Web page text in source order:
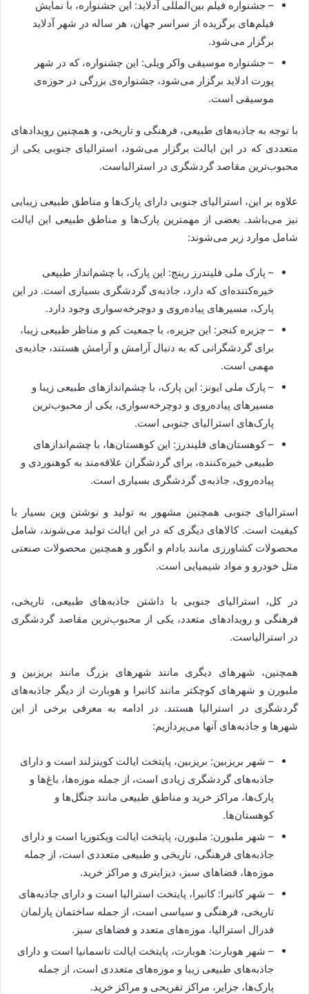
– جشنواره فیلم بین‌المللی آدلاید: این جشنواره، با نمایش
فیلم‌های برگزیده از سراسر جهان، هر ساله در شهر آدلاید
برگزار می‌شود.
– جشنواره موسیقی واکر ویلی: این جشنواره، که در شهر
پورت ادلاید برگزار می‌شود، جشنواره‌ی بزرگی در حوزه‌ی
موسیقی است.
با توجه به جاذبه‌های طبیعی، فرهنگی و تاریخی، و همچنین رویداد‌های
متعددی که در این ایالت برگزار می‌شود، استرالیای جنوبی یکی از
محبوب‌ترین مقاصد گردشگری در استرالیاست.
علاوه بر این، استرالیای جنوبی دارای پارک‌ها و مناطق طبیعی زیبایی
نیز می‌باشد. بعضی از مهمترین پارک‌ها و مناطق طبیعی این ایالت
شامل موارد زیر می‌شوند:
– پارک ملی فلیندرز رینج: این پارک، با چشم‌انداز طبیعی
خیره‌کننده‌ای که دارد، جاذبه‌ی گردشگری بسیاری است. در این
پارک، مسیرهای پیاده‌روی و دوچرخه‌سواری وجود دارد.
– جزیره کنجر: این جزیره، با جمعیت کم و مناظر طبیعی زیبا،
برای گردشگرانی که به دنبال آرامش و آرامش هستند، جاذبه‌ی
مهمی است.
– پارک ملی ایونز: این پارک، با چشم‌اندازهای طبیعی زیبا و
مسیرهای پیاده‌روی و دوچرخه‌سواری، یکی از محبوب‌ترین
پارک‌های استرالیای جنوبی است.
– کوهستان‌های فلیندرز: این کوهستان‌ها، با چشم‌اندازهای
طبیعی خیره‌کننده، برای گردشگران علاقه‌مند به کوهنوردی و
پیاده‌روی، جاذبه‌ی گردشگری بسیاری است.
استرالیای جنوبی همچنین مشهور به تولید و نوشتن وین بسیار با
کیفیت است. کالاهای دیگری که در این ایالت تولید می‌شوند، شامل
محصولات کشاورزی مانند بادام و انگور و همچنین محصولات صنعتی
مثل خودرو و مواد شیمیایی است.
در کل، استرالیای جنوبی با داشتن جاذبه‌های طبیعی، تاریخی،
فرهنگی و رویداد‌های متعدد، یکی از محبوب‌ترین مقاصد گردشگری
در استرالیاست.
همچنین، شهرهای دیگری مانند شهرهای بزرگ مانند بریزبین و
ملبورن و شهرهای کوچکتر مانند کانبرا و هوبارت از دیگر جاذبه‌های
گردشگری در استرالیا هستند. در ادامه به معرفی برخی از این
شهرها و جاذبه‌های آنها می‌پردازیم:
– شهر بریزبین: بریزبین، پایتخت ایالت کوینزلند است و دارای
جاذبه‌های گردشگری زیادی است، از جمله موزه‌ها، باغ‌ها و
پارک‌ها، مراکز خرید و مناطق طبیعی مانند جنگل‌ها و
کوهستان‌ها.
– شهر ملبورن: ملبورن، پایتخت ایالت ویکتوریا است و دارای
جاذبه‌های فرهنگی، تاریخی و طبیعی متعددی است، از جمله
موزه‌ها، فضاهای سبز، دیزاینری و مراکز خرید.
– شهر کانبرا: کانبرا، پایتخت استرالیا است و دارای جاذبه‌های
تاریخی، فرهنگی و سیاسی است، از جمله ساختمان پارلمان
فدرال استرالیا، موزه‌های متعدد و فضاهای سبز.
– شهر هوبارت: هوبارت، پایتخت ایالت تاسمانیا است و دارای
جاذبه‌های طبیعی زیبا و موزه‌های متعددی است، از جمله
پارک‌ها، جزایر، مراکز تفریحی و مراکز خرید.